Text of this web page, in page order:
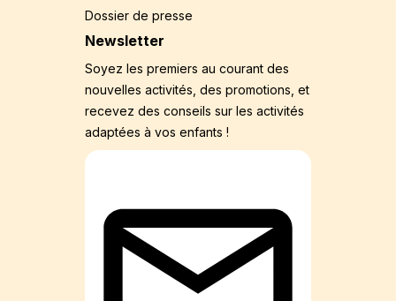
Dossier de presse
Newsletter
Soyez les premiers au courant des
nouvelles activités, des promotions, et
recevez des conseils sur les activités
adaptées à vos enfants !